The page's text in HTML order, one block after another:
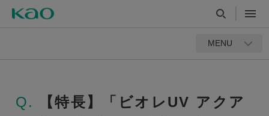
MENU
Q.
【特長】「ビオレUV アクア